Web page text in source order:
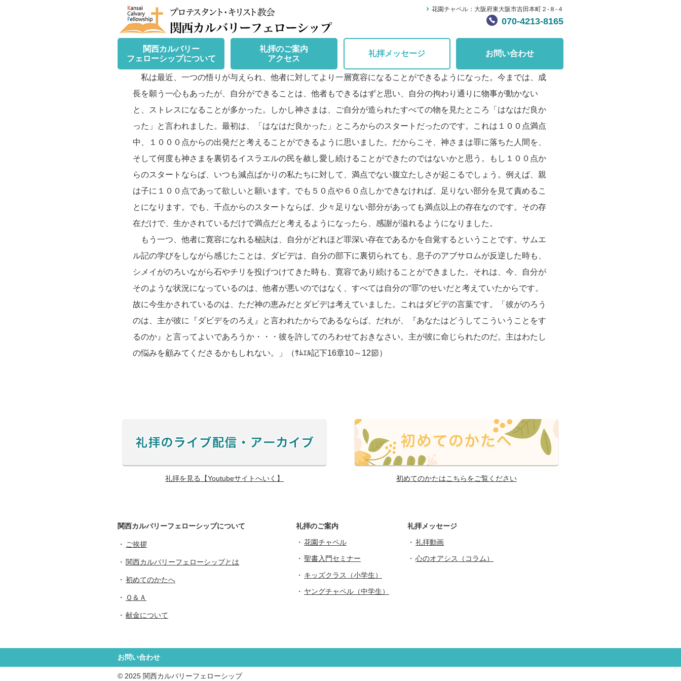
花園チャペル：大阪府東大阪市吉田本町２-８-４
070-4213-8165
関西カルバリー
フェローシップについて
礼拝のご案内
アクセス
礼拝メッセージ お問い合わせ
私は最近、一つの悟りが与えられ、他者に対してより一層寛容になることができるようになった。今までは、成
長を願う一心もあったが、自分ができることは、他者もできるはずと思い、自分の拘わり通りに物事が動かない
と、ストレスになることが多かった。しかし神さまは、ご自分が造られたすべての物を見たところ「はなはだ良か
った」と言われました。最初は、「はなはだ良かった」ところからのスタートだったのです。これは１００点満点
中、１０００点からの出発だと考えることができるように思いました。だからこそ、神さまは罪に落ちた人間を、
そして何度も神さまを裏切るイスラエルの民を赦し愛し続けることができたのではないかと思う。もし１００点か
らのスタートならば、いつも減点ばかりの私たちに対して、満点でない腹立たしさが起こるでしょう。例えば、親
は子に１００点であって欲しいと願います。でも５０点や６０点しかできなければ、足りない部分を見て責めるこ
とになります。でも、千点からのスタートならば、少々足りない部分があっても満点以上の存在なのです。その存
在だけで、生かされているだけで満点だと考えるようになったら、感謝が溢れるようになりました。
もう一つ、他者に寛容になれる秘訣は、自分がどれほど罪深い存在であるかを自覚するということです。サムエ
ル記の学びをしながら感じたことは、ダビデは、自分の部下に裏切られても、息子のアブサロムが反逆した時も、
シメイがのろいながら石やチリを投げつけてきた時も、寛容であり続けることができました。それは、今、自分が
そのような状況になっているのは、他者が悪いのではなく、すべては自分の“罪”のせいだと考えていたからです。
故に今生かされているのは、ただ神の恵みだとダビデは考えていました。これはダビデの言葉です。「彼がのろう
のは、主が彼に『ダビデをのろえ』と言われたからであるならば、だれが、『あなたはどうしてこういうことをす
るのか』と言ってよいであろうか・・・彼を許してのろわせておきなさい。主が彼に命じられたのだ。主はわたし
の悩みを顧みてくださるかもしれない。」（ｻﾑｴﾙ記下16章10～12節）
礼拝を見る【Youtubeサイトへいく】 初めてのかたはこちらをご覧ください
関西カルバリーフェローシップについて
ご挨拶
関西カルバリーフェローシップとは
初めてのかたへ
Ｑ＆Ａ
献金について
礼拝のご案内
花園チャペル
聖書入門セミナー
キッズクラス（小学生）
ヤングチャペル（中学生）
礼拝メッセージ
礼拝動画
心のオアシス（コラム）
お問い合わせ
© 2025 関西カルバリーフェローシップ